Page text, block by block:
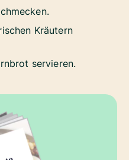
Kräutern
servieren.